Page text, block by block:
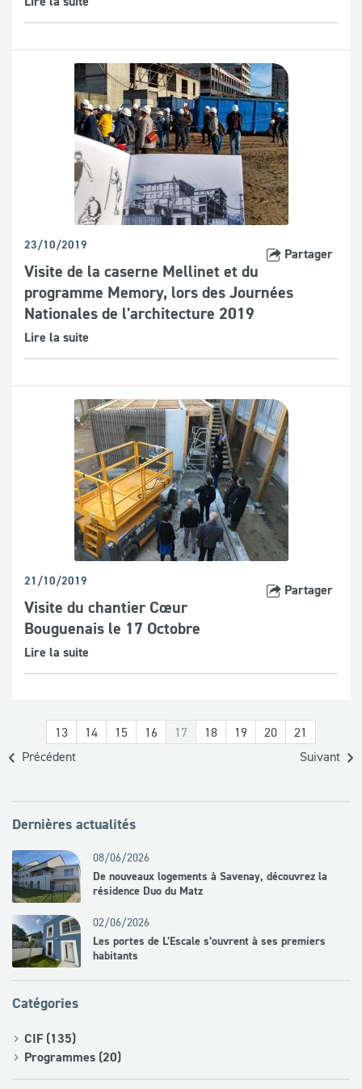
Partager
23/10/2019
Visite de la caserne Mellinet et du
programme Memory, lors des Journées
Nationales de l'architecture 2019
Lire la suite
Partager
21/10/2019
Visite du chantier Cœur
Bouguenais le 17 Octobre
Lire la suite
Précédent
13 14 15 16 17 18 19 20
21
Suivant
Dernières actualités
08/06/2026
De nouveaux logements à Savenay, découvrez la
résidence Duo du Matz
02/06/2026
Les portes de L’Escale s’ouvrent à ses premiers
habitants
Catégories
CIF (135)
Programmes (20)